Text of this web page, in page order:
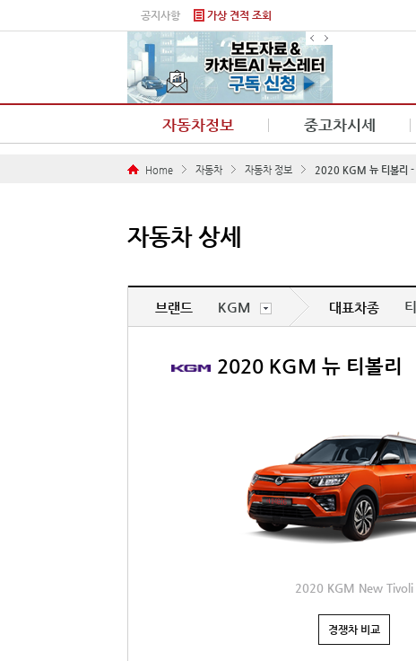
공지사항 가상 견적 조회
자동차정보 중고차시세
Home 자동차 자동차 정보 2020 KGM 뉴 티볼리 -
자동차 상세
브랜드 KGM 대표차종
2020 KGM 뉴 티볼리
2020 KGM New Tivoli
경쟁차 비교